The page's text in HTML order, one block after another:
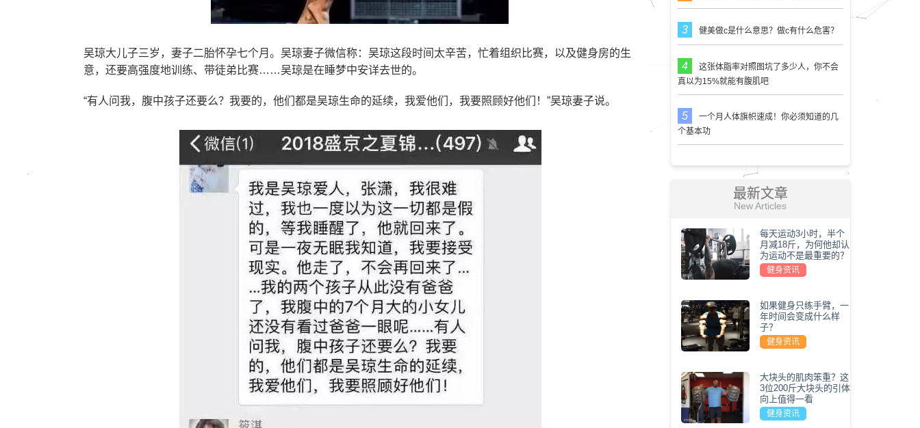
吴琼大儿子三岁，妻子二胎怀孕七个月。吴琼妻子微信称：吴琼这段时间太辛苦，忙着组织比赛，以及健身房的生
意，还要高强度地训练、带徒弟比赛……吴琼是在睡梦中安详去世的。
“有人问我，腹中孩子还要么？我要的，他们都是吴琼生命的延续，我爱他们，我要照顾好他们！”吴琼妻子说。
健美做c是什么意思？做c有什么危害？
这张体脂率对照图坑了多少人，你不会
真以为15%就能有腹肌吧
一个月人体旗帜速成！你必须知道的几
个基本功
最新文章
New Articles
每天运动3小时，半个
月减18斤，为何他却认
为运动不是最重要的？
健身资讯
如果健身只练手臂，一
年时间会变成什么样
子？
健身资讯
大块头的肌肉笨重？这
3位200斤大块头的引体
向上值得一看
健身资讯